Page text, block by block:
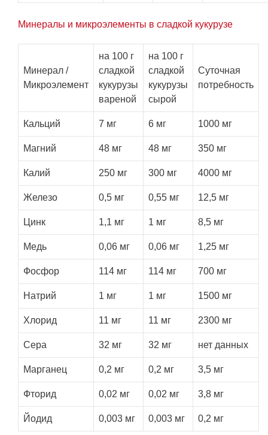
Минералы и микроэлементы в сладкой кукурузе
Минерал /
Микроэлемент
на 100 г
сладкой
кукурузы
вареной
на 100 г
сладкой
кукурузы
сырой
Суточная
потребность
Кальций 7 мг 6 мг 1000 мг
Магний 48 мг 48 мг 350 мг
Калий 250 мг 300 мг 4000 мг
Железо 0,5 мг 0,55 мг 12,5 мг
Цинк 1,1 мг 1 мг 8,5 мг
Медь 0,06 мг 0,06 мг 1,25 мг
Фосфор 114 мг 114 мг 700 мг
Натрий 1 мг 1 мг 1500 мг
Хлорид 11 мг 11 мг 2300 мг
Сера 32 мг 32 мг нет данных
Марганец 0,2 мг 0,2 мг 3,5 мг
Фторид 0,02 мг 0,02 мг 3,8 мг
Йодид 0,003 мг 0,003 мг 0,2 мг